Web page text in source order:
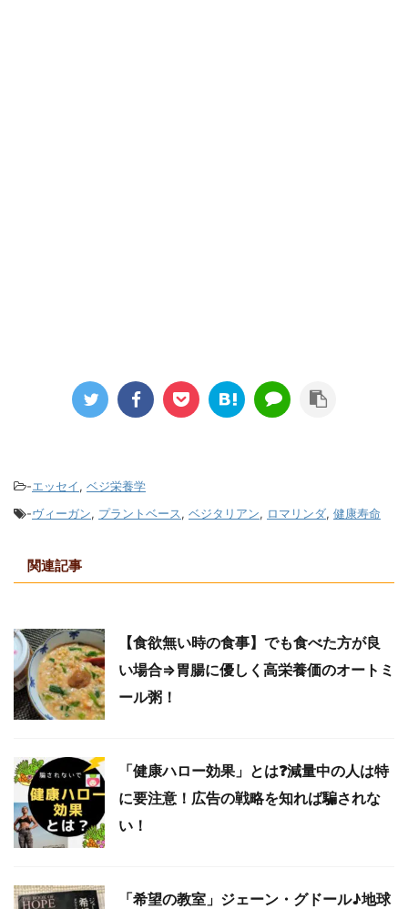
-エッセイ, ベジ栄養学
-ヴィーガン, プラントベース, ベジタリアン, ロマリンダ, 健康寿命
関連記事
【食欲無い時の食事】でも食べた方が良
い場合⇒胃腸に優しく高栄養価のオートミ
ール粥！
「健康ハロー効果」とは❓減量中の人は特
に要注意！広告の戦略を知れば騙されな
い！
「希望の教室」ジェーン・グドール♪地球